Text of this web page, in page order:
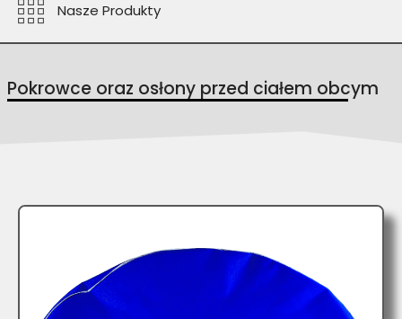
Nasze Produkty
Pokrowce oraz osłony przed ciałem obcym